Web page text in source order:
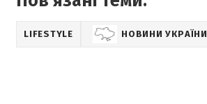
LIFESTYLE НОВИНИ УКРАЇНИ